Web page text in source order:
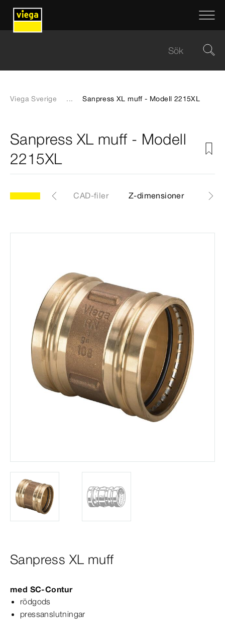
Viega Sverige ... Sanpress XL muff - Modell 2215XL
Sanpress XL muff - Modell
2215XL
Artiklar CAD-filer Z-dimensioner
Sanpress XL muff
med SC‑Contur
rödgods
pressanslutningar